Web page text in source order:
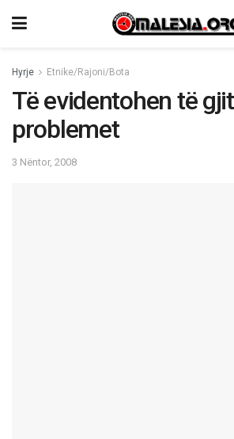
Hyrje Etnike/Rajoni/Bota
Të evidentohen të
problemet
3 Nëntor, 2008